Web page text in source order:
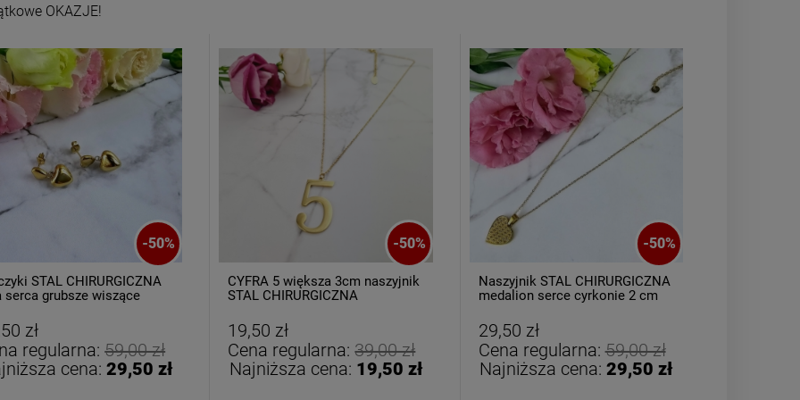
srebrna STAL
cyrkonie
Bransoletka srebrna STAL
CHIRURGICZNA
koniczyny kryształki
Bransoletka srebrna STAL
CHIRURGICZNA jodełka
OKAZJE!
-50%
STAL CHIRURGICZNA
serca grubsze wiszące
zł
regularna:59,00 zł
cena: 29,50 zł
-50%
CYFRA 5 większa 3cm naszyjnik
STAL CHIRURGICZNA
19,50 zł
Cena regularna:39,00 zł
Najniższa cena: 19,50 zł
-50%
Naszyjnik STAL CHIRURGICZNA
medalion serce cyrkonie 2 cm
29,50 zł
Cena regularna:59,00 zł
Najniższa cena:29,50 zł